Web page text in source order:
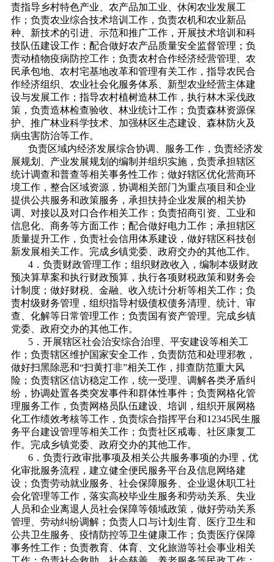
责指导乡村特色产业、农产品加工业、休闲农业发展工
作；负责农业综合技术培训工作，负责农机和农业新品
种、新技术的引进、示范和推广工作，开展技术培训和科
技队伍建设工作；配合做好农产品质量安全监督管理；负
责动植物疫病防控工作；负责农村合作经济经营管理、农
民承包地、农村宅基地改革和管理有关工作，指导农民合
作经济组织、农业社会化服务体系、新型农业经营主体建
设与发展工作；指导农村植树造林工作，执行林木采伐政
策，负责造林检查验收、林业统计工作；负责森林资源保
护、推广林业科学技术、加强林区生态建设、森林防火及
病虫害防治等工作。
负责区域内经济发展综合协调、服务工作，负责经济发
展规划、产业发展规划的编制并组织实施，负责承担辖区
统计调查和普查等相关事务性工作；做好辖区优化营商环
境工作，整合区域资源，协调相关部门为重点项目和企业
提供公共服务和政策服务，承担扶持企业发展的相关协
调、对接以及对口合作相关工作；负责招商引资、工业和
信息化、商务等方面工作；配合做好电力工作；承担辖区
质量提升工作，负责社会信用体系建设，做好辖区科技创
新发展相关工作。完成乡镇党委、政府交办的其他工作。
4．负责财政管理工作；组织财政收入，编制本级财政
预决算草案和执行财政预算，执行各项财税政策和财务会
计制度；做好财税、金融、收入统计分析等相关工作；负
责村级财务管理，组织指导村级债权债务清理、统计、审
查、化解等日常管理工作；负责国有资产管理。完成乡镇
党委、政府交办的其他工作。
5．开展辖区社会治安综合治理、平安建设等相关工
作；负责辖区维护国家安全工作，负责防范和处理邪教，
做好扫黑除恶和“扫黄打非”相关工作，排查防范重大风
险；负责辖区信访稳定工作，统一受理、调解各类矛盾纠
纷，协调处置各类突发事件和群体性事件；负责网格化管
理服务工作，负责网格员队伍建设、培训，组织开展网格
化工作绩效考核等工作，负责综合指挥平台和12345民生服
务平台建设管理等相关工作；负责社区戒毒、社区康复工
作。完成乡镇党委、政府交办的其他工作。
6．负责行政审批事项及相关公共服务事项的办理，优
化审批服务流程，建立健全便民服务平台及信息网络建
设；负责劳动就业服务、社会保障服务、企业退休职工社
会化管理等工作，落实高校毕业生服务和劳动关系、失业
人员和企业离退人员社会保障等领域政策，做好劳动关系
管理、劳动纠纷调解；负责人口与计划生育、医疗卫生和
公共卫生服务、疫情防控等卫生健康工作；负责医疗保障
事务性工作；负责教育、体育、文化旅游等社会事业相关